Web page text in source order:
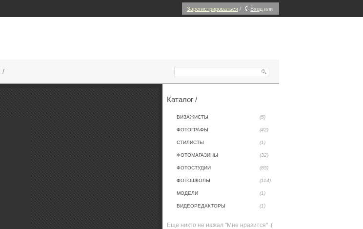
Зарегистрироваться / Вход или
Каталог /
ВИЗАЖИСТЫ (5)
ФОТОГРАФЫ (42)
СТИЛИСТЫ (1)
ФОТОМАГАЗИНЫ (32)
ФОТОСТУДИИ (85)
ФОТОШКОЛЫ (114)
МОДЕЛИ (1)
ВИДЕОРЕДАКТОРЫ (1)
Еще никто не нажал "Мне нравится" :(